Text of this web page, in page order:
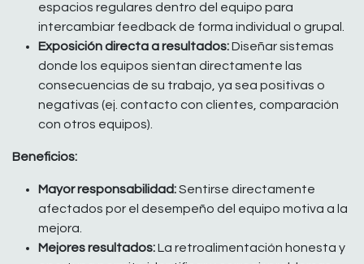
espacios regulares dentro del equipo para
intercambiar feedback de forma individual o grupal.
Exposición directa a resultados:Diseñar sistemas
donde los equipos sientan directamente las
consecuencias de su trabajo, ya sea positivas o
negativas (ej. contacto con clientes, comparación
con otros equipos).
Beneficios:
Mayor responsabilidad:Sentirse directamente
afectados por el desempeño del equipo motiva a la
mejora.
Mejores resultados:La retroalimentación honesta y